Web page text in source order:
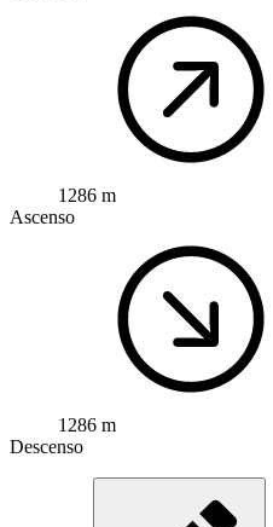
1286 m
Ascenso
1286 m
Descenso